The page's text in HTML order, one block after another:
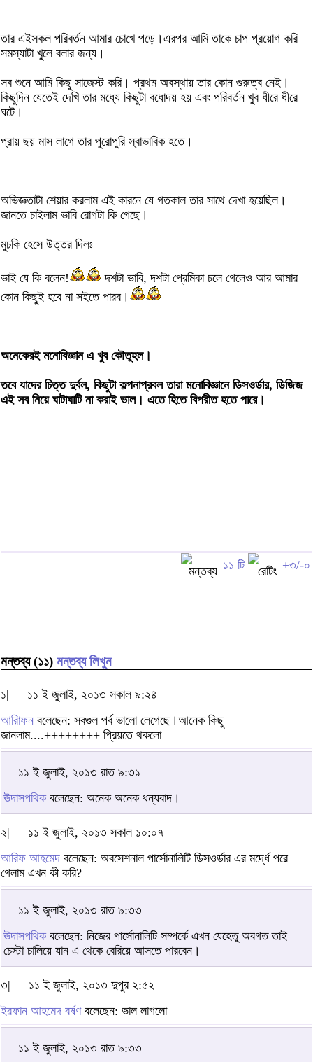
তার এইসকল পরিবর্তন আমার চোখে পড়ে।এরপর আমি তাকে চাপ প্রয়োগ করি
সমস্যাটা খুলে বলার জন্য।
সব শুনে আমি কিছু সাজেস্ট করি। প্রথম অবস্থায় তার কোন গুরুত্ব নেই।
কিছুদিন যেতেই দেখি তার মধ্যে কিছুটা বধোদয় হয় এবং পরিবর্তন খুব ধীরে ধীরে
ঘটে।
প্রায় ছয় মাস লাগে তার পুরোপুরি স্বাভাবিক হতে।
অভিজ্ঞতাটা শেয়ার করলাম এই কারনে যে গতকাল তার সাথে দেখা হয়েছিল।
জানতে চাইলাম ভাবি রোগটা কি গেছে।
মুচকি হেসে উত্তর দিলঃ
ভাই যে কি বলেন!
দশটা ভাবি, দশটা প্রেমিকা চলে গেলেও আর আমার
কোন কিছুই হবে না সইতে পারব।
অনেকেরই মনোবিজ্ঞান এ খুব কৌতুহল।
তবে যাদের চিত্ত দুর্বল, কিছুটা কল্পনাপ্রবল তারা মনোবিজ্ঞানে ডিসওর্ডার, ডিজিজ
এই সব নিয়ে ঘাটাঘাটি না করাই ভাল। এতে হিতে বিপরীত হতে পারে।
১১ টি +৩/-০
মন্তব্য (১১) মন্তব্য লিখুন
১|
১১ ই জুলাই, ২০১৩ সকাল ৯:২৪
আরািফন বলেছেন: সবগুল পর্ব ভালো লেগেছে।আনেক কিছু
জানলাম....++++++++ প্রিয়তে থকলো
১১ ই জুলাই, ২০১৩ রাত ৯:৩১
ঊদাসপথিকবলেছেন: অনেক অনেক ধন্যবাদ।
২|
১১ ই জুলাই, ২০১৩ সকাল ১০:০৭
আরিফ আহমেদ বলেছেন: অবসেশনাল পার্সোনালিটি ডিসওর্ডার এর মর্দ্ধে পরে
গেলাম এখন কী করি?
১১ ই জুলাই, ২০১৩ রাত ৯:৩৩
ঊদাসপথিকবলেছেন: নিজের পার্সোনালিটি সম্পর্কে এখন যেহেতু অবগত তাই
চেস্টা চালিয়ে যান এ থেকে বেরিয়ে আসতে পারবেন।
৩|
১১ ই জুলাই, ২০১৩ দুপুর ২:৫২
ইরফান আহমেদ বর্ষণবলেছেন: ভাল লাগলো
১১ ই জুলাই, ২০১৩ রাত ৯:৩৩